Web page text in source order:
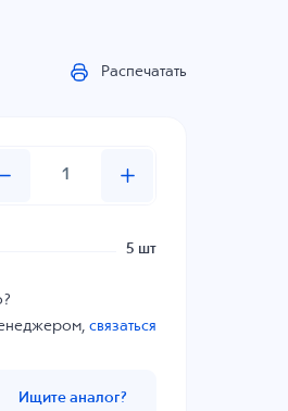
Распечатать
5 шт
связаться
Ищите аналог?